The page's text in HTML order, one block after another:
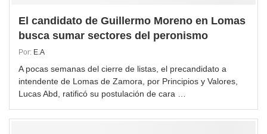
El candidato de Guillermo Moreno en Lomas
busca sumar sectores del peronismo
Por: E.A
A pocas semanas del cierre de listas, el precandidato a
intendente de Lomas de Zamora, por Principios y Valores,
Lucas Abd, ratificó su postulación de cara …